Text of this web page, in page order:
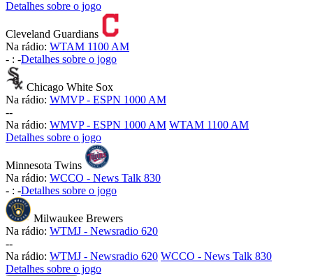
Detalhes sobre o jogo
Cleveland Guardians
Na rádio: WTAM 1100 AM
- : -Detalhes sobre o jogo
Chicago White Sox
Na rádio: WMVP - ESPN 1000 AM
--
Na rádio: WMVP - ESPN 1000 AM WTAM 1100 AM
Detalhes sobre o jogo
Minnesota Twins
Na rádio: WCCO - News Talk 830
- : -Detalhes sobre o jogo
Milwaukee Brewers
Na rádio: WTMJ - Newsradio 620
--
Na rádio: WTMJ - Newsradio 620 WCCO - News Talk 830
Detalhes sobre o jogo